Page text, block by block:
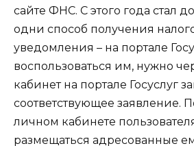
сайте ФНС. С этого года стал
одни способ получения
уведомления – на портале
воспользоваться им, нужно
кабинет на портале Госуслуг
соответствующее заявление.
личном кабинете
размещаться адресованные